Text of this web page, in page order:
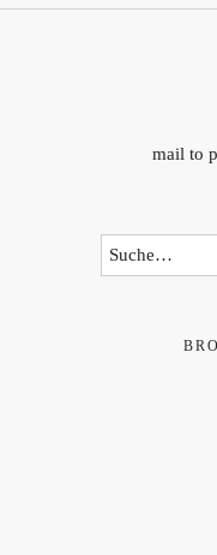
mail to